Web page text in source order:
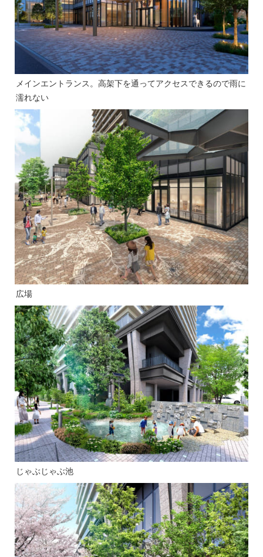
メインエントランス。高架下を通ってアクセスできるので雨に
濡れない
広場
じゃぶじゃぶ池